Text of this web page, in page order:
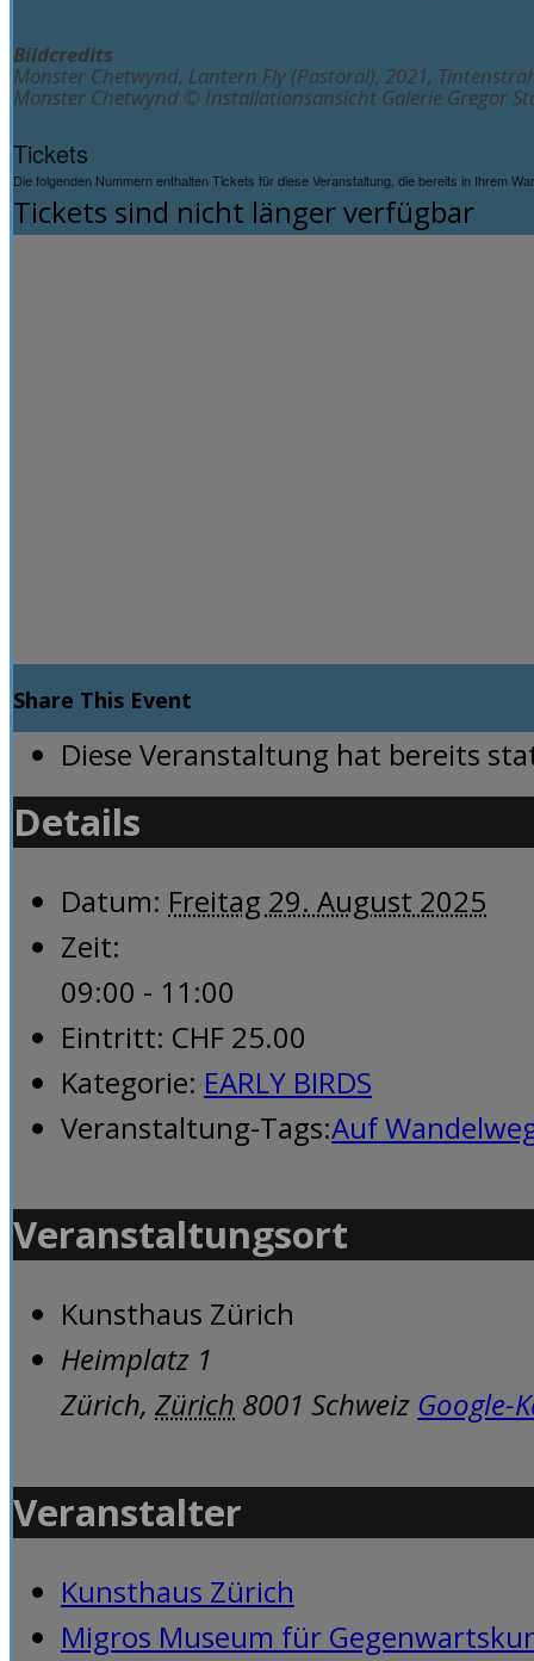
Bildcredits
Monster Chetwynd, Lantern Fly (Pastoral), 2021,
Monster Chetwynd © Installationsansicht Galerie Gregor
Tickets
Die folgenden Nummern enthalten Tickets für diese Veranstaltung, die bereits in Ihrem
Tickets sind nicht länger verfügbar
Share This Event
Diese Veranstaltung hat bereits
Details
Datum: Freitag 29. August 2025
Zeit:
09:00 - 11:00
Eintritt: CHF 25.00
Kategorie: EARLY BIRDS
Veranstaltung-Tags:Auf
Veranstaltungsort
Kunsthaus Zürich
Heimplatz 1
Zürich, Zürich 8001 Schweiz Google-
Veranstalter
Kunsthaus Zürich
Migros Museum für